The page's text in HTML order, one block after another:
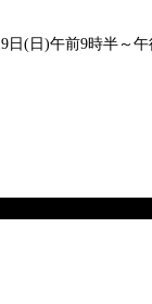
(日)午前9時半～